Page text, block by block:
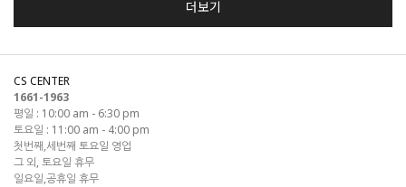
더보기
CS CENTER
1661-1963
평일 : 10:00 am - 6:30 pm
토요일 : 11:00 am - 4:00 pm
첫번째,세번째 토요일 영업
그 외, 토요일 휴무
일요일,공휴일 휴무